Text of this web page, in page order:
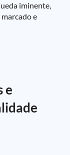
iminente,
e
e